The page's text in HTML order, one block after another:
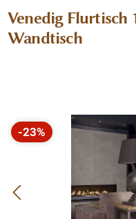
Venedig Flurtisch
Wandtisch
Bildergalerie
-23%
Rabatt